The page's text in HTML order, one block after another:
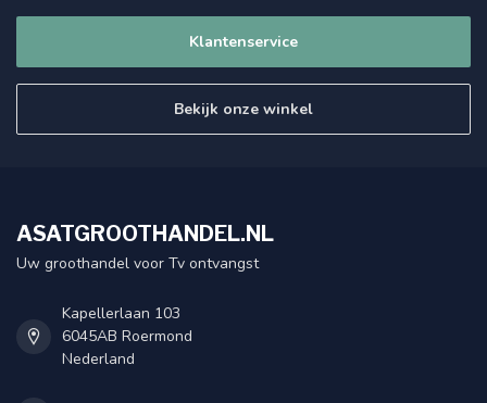
Klantenservice
Bekijk onze winkel
ASATGROOTHANDEL.NL
Uw groothandel voor Tv ontvangst
Kapellerlaan 103
6045AB Roermond
Nederland